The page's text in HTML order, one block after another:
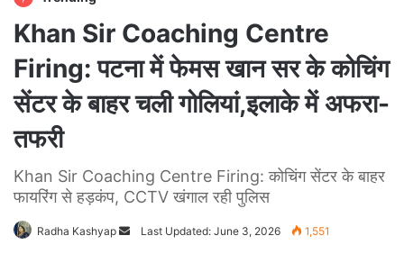
Khan Sir Coaching Centre
Firing: पटना में फेमस खान सर के कोचिंग
सेंटर के बाहर चली गोलियां,इलाके में अफरा-
तफरी
Khan Sir Coaching Centre Firing: कोचिंग सेंटर के बाहर
फायरिंग से हड़कंप, CCTV खंगाल रही पुलिस
Radha Kashyap
Send
Last Updated: June 3, 2026 1,551